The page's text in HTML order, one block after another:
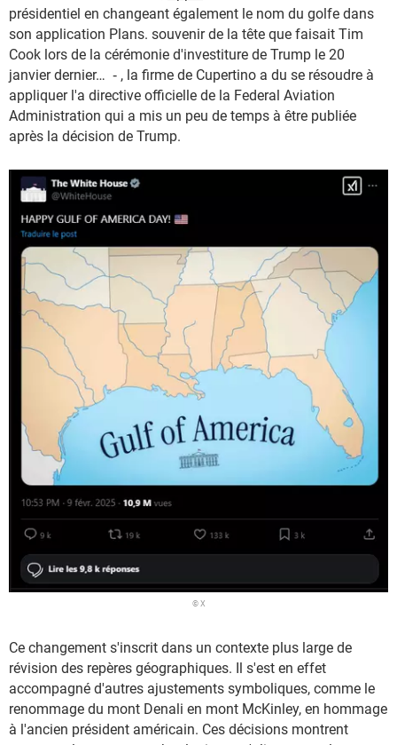
présidentiel en changeant également le nom du golfe dans
son application Plans. souvenir de la tête que faisait Tim
Cook lors de la cérémonie d'investiture de Trump le 20
janvier dernier… ‑ , la firme de Cupertino a du se résoudre à
appliquer l'a directive officielle de la Federal Aviation
Administration qui a mis un peu de temps à être publiée
après la décision de Trump.
© X
Ce changement s'inscrit dans un contexte plus large de
révision des repères géographiques. Il s'est en effet
accompagné d'autres ajustements symboliques, comme le
renommage du mont Denali en mont McKinley, en hommage
à l'ancien président américain. Ces décisions montrent